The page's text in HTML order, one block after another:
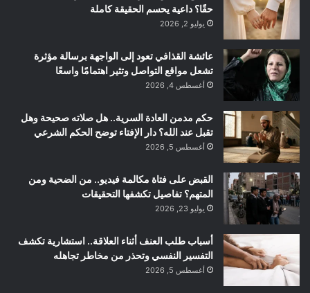
حقًا؟ داعية يحسم الحقيقة كاملة
يوليو 2, 2026
عائشة القذافي تعود إلى الواجهة برسالة مؤثرة
تشعل مواقع التواصل وتثير اهتمامًا واسعًا
أغسطس 4, 2026
حكم مدمن العادة السرية.. هل صلاته صحيحة وهل
تقبل عند الله؟ دار الإفتاء توضح الحكم الشرعي
أغسطس 5, 2026
القبض على فتاة مكالمة فيديو.. من الضحية ومن
المتهم؟ تفاصيل تكشفها التحقيقات
يوليو 23, 2026
أسباب طلب العنف أثناء العلاقة.. استشارية تكشف
التفسير النفسي وتحذر من مخاطر تجاهله
أغسطس 5, 2026